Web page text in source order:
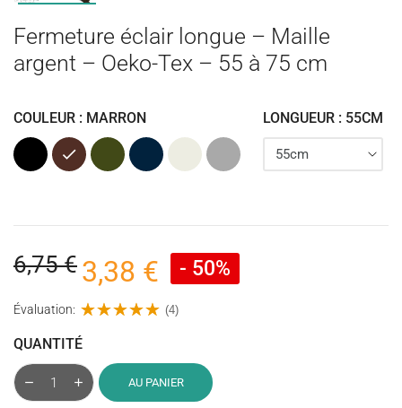
Fermeture éclair longue – Maille
argent – Oeko-Tex – 55 à 75 cm
COULEUR : MARRON
Noir MarronKaki
(Vert
Bleu
marine
Ecru Gris
LONGUEUR : 55CM
6,75 € 3,38 € - 50%
Évaluation: (4)
QUANTITÉ
AU PANIER